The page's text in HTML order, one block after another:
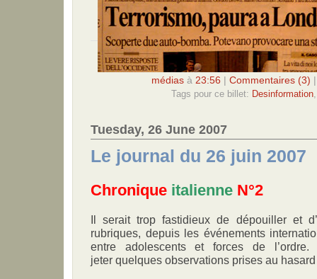
médias à 23:56 Commentaires (3)
Tags pour ce billet: Desinformation
Tuesday, 26 June 2007
Le journal du 26 juin 2007
Chronique italienne N°2
Il serait trop fastidieux de dépouiller et
rubriques, depuis les événements
entre adolescents et forces de
jeter quelques observations prises au